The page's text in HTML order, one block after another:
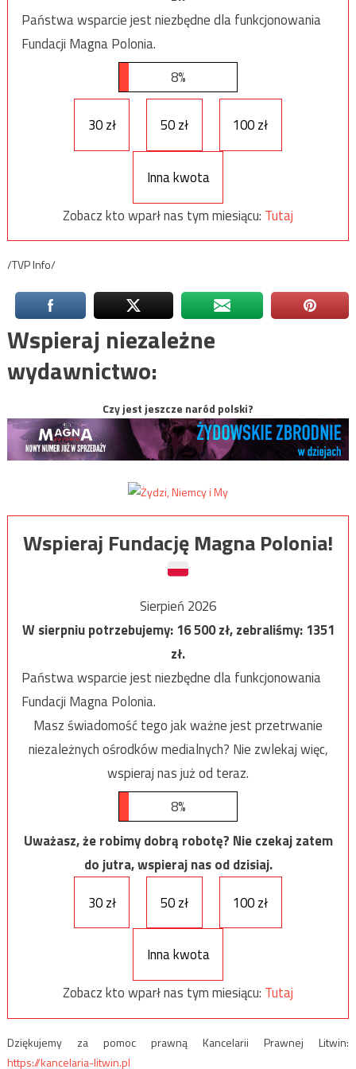
Państwa wsparcie jest niezbędne dla funkcjonowania
Fundacji Magna Polonia.
8%
30 zł 50 zł 100 zł
Inna kwota
Zobacz kto wparł nas tym miesiącu: Tutaj
/TVP Info/
Wspieraj niezależne
wydawnictwo:
Czy jest jeszcze naród polski?
Wspieraj Fundację Magna Polonia!
Sierpień 2026
W sierpniu potrzebujemy:16 500zł, zebraliśmy:1351
zł.
Państwa wsparcie jest niezbędne dla funkcjonowania
Fundacji Magna Polonia.
Masz świadomość tego jak ważne jest przetrwanie
niezależnych ośrodków medialnych? Nie zwlekaj więc,
wspieraj nas już od teraz.
8%
Uważasz, że robimy dobrą robotę? Nie czekaj zatem
do jutra, wspieraj nas od dzisiaj.
30 zł
50 zł 100 zł
Inna kwota
Zobacz kto wparł nas tym miesiącu: Tutaj
Dziękujemy za pomoc prawną Kancelarii Prawnej Litwin:
https://kancelaria-litwin.pl